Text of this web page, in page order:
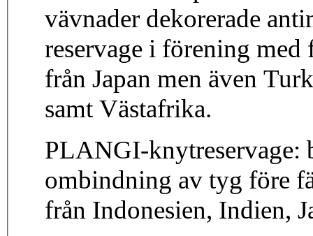
vävnader dekorerade
reservage i förening
från Japan men även
samt Västafrika.
PLANGI-knytreservage:
ombindning av tyg före
från Indonesien, Indien,